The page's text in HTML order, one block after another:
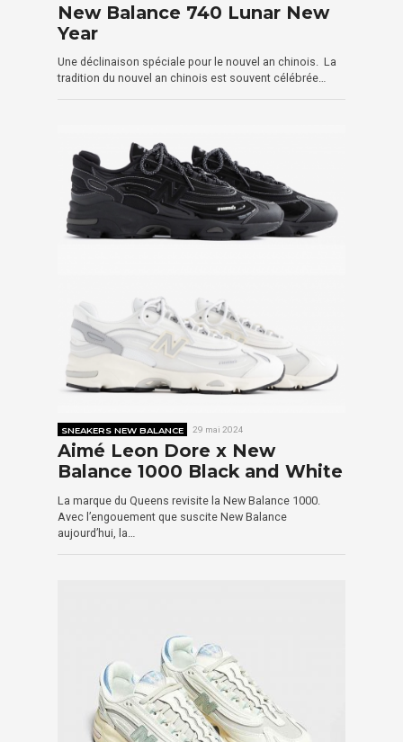
New Balance 740 Lunar New
Year
Une déclinaison spéciale pour le nouvel an chinois. La
tradition du nouvel an chinois est souvent célébrée…
SNEAKERS NEW BALANCE 29 mai 2024
Aimé Leon Dore x New
Balance 1000 Black and White
La marque du Queens revisite la New Balance 1000.
Avec l’engouement que suscite New Balance
aujourd’hui, la…